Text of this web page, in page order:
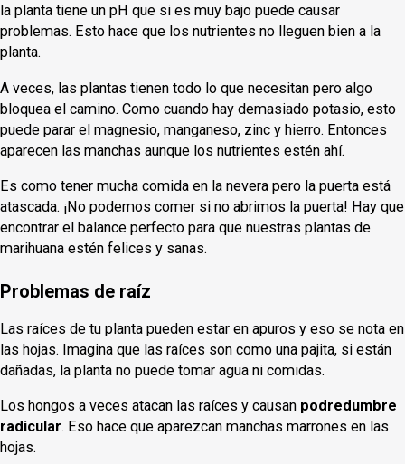
la planta tiene un pH que si es muy bajo puede causar
problemas. Esto hace que los nutrientes no lleguen bien a la
planta.
A veces, las plantas tienen todo lo que necesitan pero algo
bloquea el camino. Como cuando hay demasiado potasio, esto
puede parar el magnesio, manganeso, zinc y hierro. Entonces
aparecen las manchas aunque los nutrientes estén ahí.
Es como tener mucha comida en la nevera pero la puerta está
atascada. ¡No podemos comer si no abrimos la puerta! Hay que
encontrar el balance perfecto para que nuestras plantas de
marihuana estén felices y sanas.
Problemas de raíz
Las raíces de tu planta pueden estar en apuros y eso se nota en
las hojas. Imagina que las raíces son como una pajita, si están
dañadas, la planta no puede tomar agua ni comidas.
Los hongos a veces atacan las raíces y causan podredumbre
radicular. Eso hace que aparezcan manchas marrones en las
hojas.